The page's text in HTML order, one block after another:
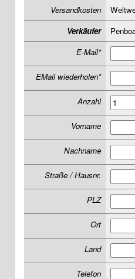
Versandkosten
Verkäufer
E-Mail*
EMail wiederholen*
Anzahl
Vorname
Nachname
Straße / Hausnr.
PLZ
Ort
Land
Telefon